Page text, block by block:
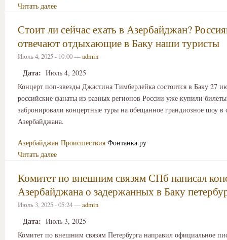
Читать далее
Стоит ли сейчас ехать в Азербайджан?
отвечают отдыхающие в Баку наши туристы
Июль 4, 2025 - 10:00 —admin
Дата: Июль 4, 2025
Концерт поп-звезды Джастина Тимберлейка состоится в Баку 27
российские фанаты из разных регионов России уже купили
забронировали концертные туры на обещанное грандиозное шоу в
Азербайджана.
Азербайджан Происшествия Фонтанка.ру
Читать далее
Комитет по внешним связям СПб написал
Азербайджана о задержанных в Баку
Июль 3, 2025 - 05:24 —admin
Дата: Июль 3, 2025
Комитет по внешним связям Петербурга направил официальное